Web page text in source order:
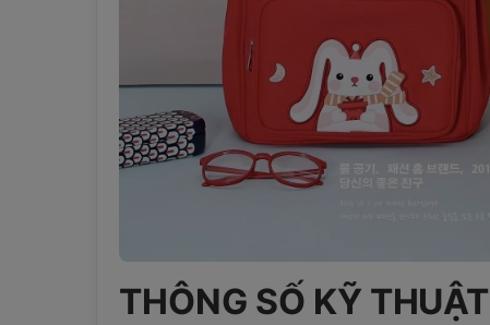
THÔNG SỐ KỸ THUẬT